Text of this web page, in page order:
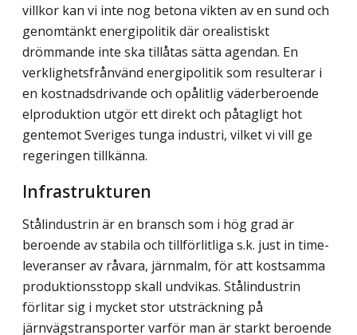
villkor kan vi inte nog betona vikten av en sund och
genomtänkt energipolitik där orealistiskt
drömmande inte ska tillåtas sätta agendan. En
verklighetsfrånvänd energipolitik som resulterar i
en kostnadsdrivande och opålitlig väderberoende
elproduktion utgör ett direkt och påtagligt hot
gentemot Sveriges tunga industri, vilket vi vill ge
regeringen tillkänna.
Infrastrukturen
Stålindustrin är en bransch som i hög grad är
beroende av stabila och tillförlitliga s.k. just in time-
leveranser av råvara, järnmalm, för att kostsamma
produktionsstopp skall undvikas. Stålindustrin
förlitar sig i mycket stor utsträckning på
järnvägstransporter varför man är starkt beroende